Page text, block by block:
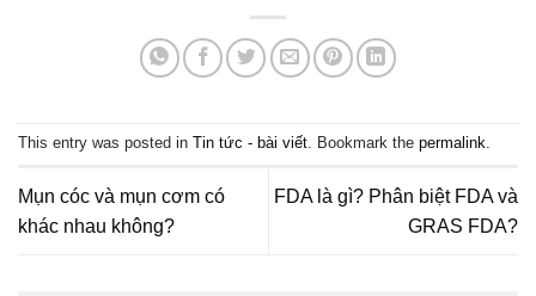
This entry was posted in Tin tức - bài viết . Bookmark the permalink
Mụn cóc và mụn cơm có
khác nhau không?
FDA là gì? Phân biệt FDA và
GRAS FDA?